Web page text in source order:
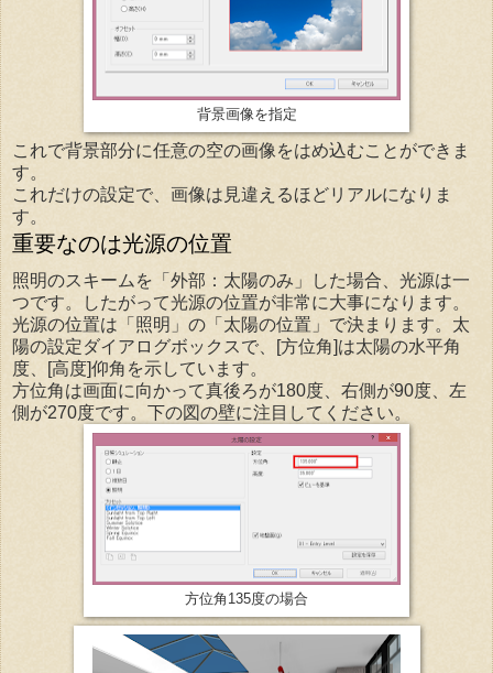
背景画像を指定
これで背景部分に任意の空の画像をはめ込むことができま
す。
これだけの設定で、画像は見違えるほどリアルになりま
す。
重要なのは光源の位置
照明のスキームを「外部：太陽のみ」した場合、光源は一
つです。したがって光源の位置が非常に大事になります。
光源の位置は「照明」の「太陽の位置」で決まります。太
陽の設定ダイアログボックスで、[方位角]は太陽の水平角
度、[高度]仰角を示しています。
方位角は画面に向かって真後ろが180度、右側が90度、左
側が270度です。下の図の壁に注目してください。
方位角135度の場合